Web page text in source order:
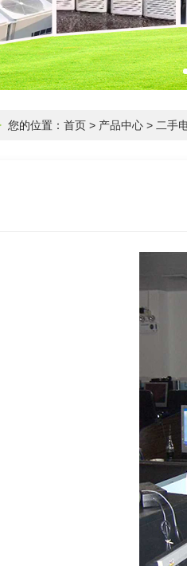
您的位置： 首页> 产品中心> 二手